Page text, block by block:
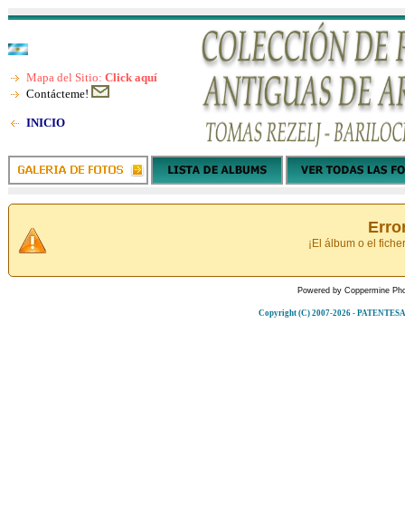
Mapa del Sitio: Click aquí
Contácteme!
INICIO
¡El álbum o el
Powered by Coppermine
Copyright (C) 2007-2026 -